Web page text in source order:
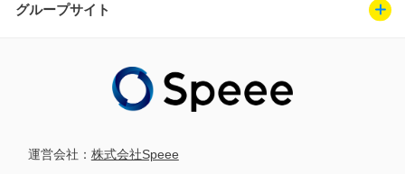
グループサイト
運営会社： 株式会社Speee